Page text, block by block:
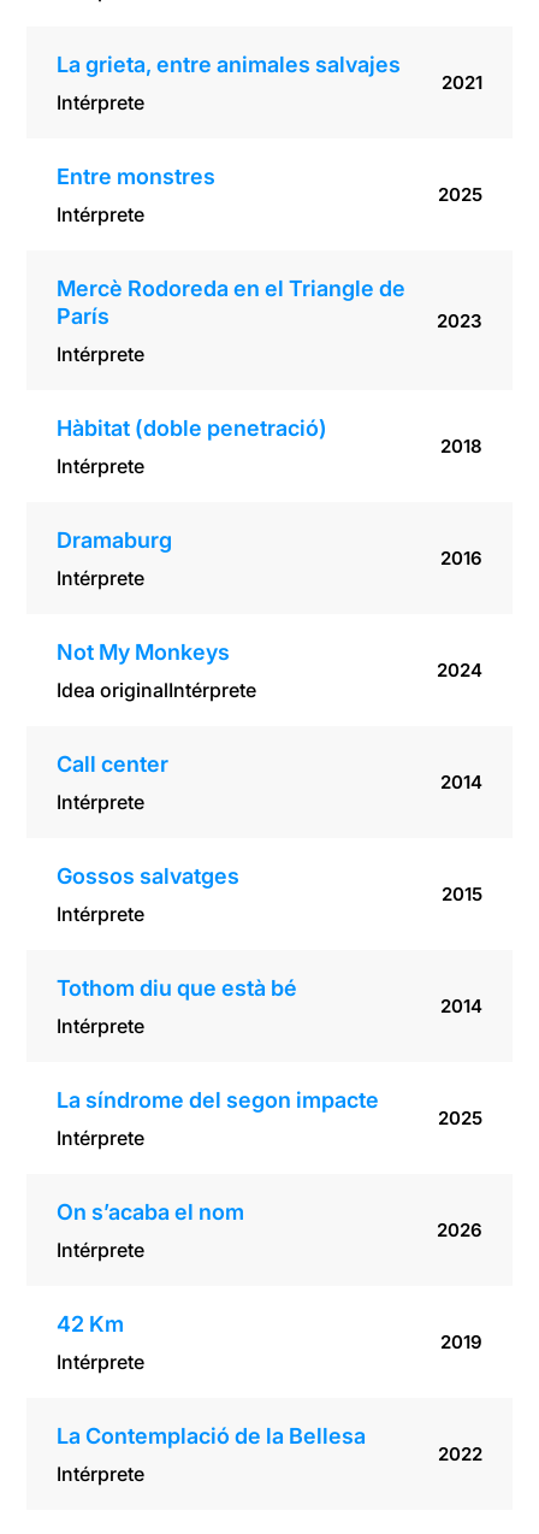
La grieta, entre animales salvajes
Intérprete
2021
Entre monstres
Intérprete
2025
Mercè Rodoreda en el Triangle de
París
Intérprete
2023
Hàbitat (doble penetració)
Intérprete
2018
Dramaburg
Intérprete
2016
Not My Monkeys
Idea originalIntérprete
2024
Call center
Intérprete
2014
Gossos salvatges
Intérprete
2015
Tothom diu que està bé
Intérprete
2014
La síndrome del segon impacte
Intérprete
2025
On s’acaba el nom
Intérprete
2026
42 Km
Intérprete
2019
La Contemplació de la Bellesa
Intérprete
2022